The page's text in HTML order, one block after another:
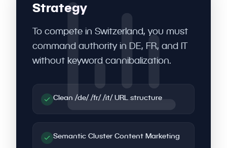
Strategy
To compete in Switzerland, you must
command authority in DE, FR, and IT
without keyword cannibalization.
Clean /de/ /fr/ /it/ URL structure
Semantic Cluster Content Marketing